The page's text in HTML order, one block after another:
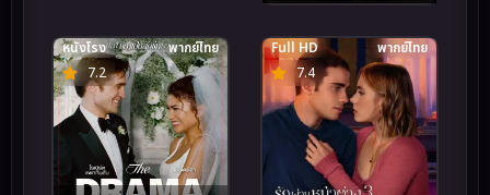
ชี้ชะตาแห่งดาวบุพกาล
7.2
หนังโรง พากย์ไทย
7.4
Full HD พากย์ไทย